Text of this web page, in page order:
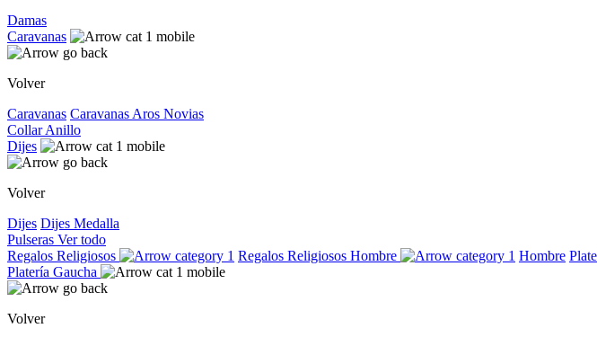
Damas
Caravanas
Volver
Caravanas Caravanas Aros Novias
CollarAnillo
Dijes
Volver
Dijes Dijes Medalla
Pulseras Ver todo
Regalos Religiosos
Regalos Religiosos Hombre Hombre
Platería Gaucha
Volver